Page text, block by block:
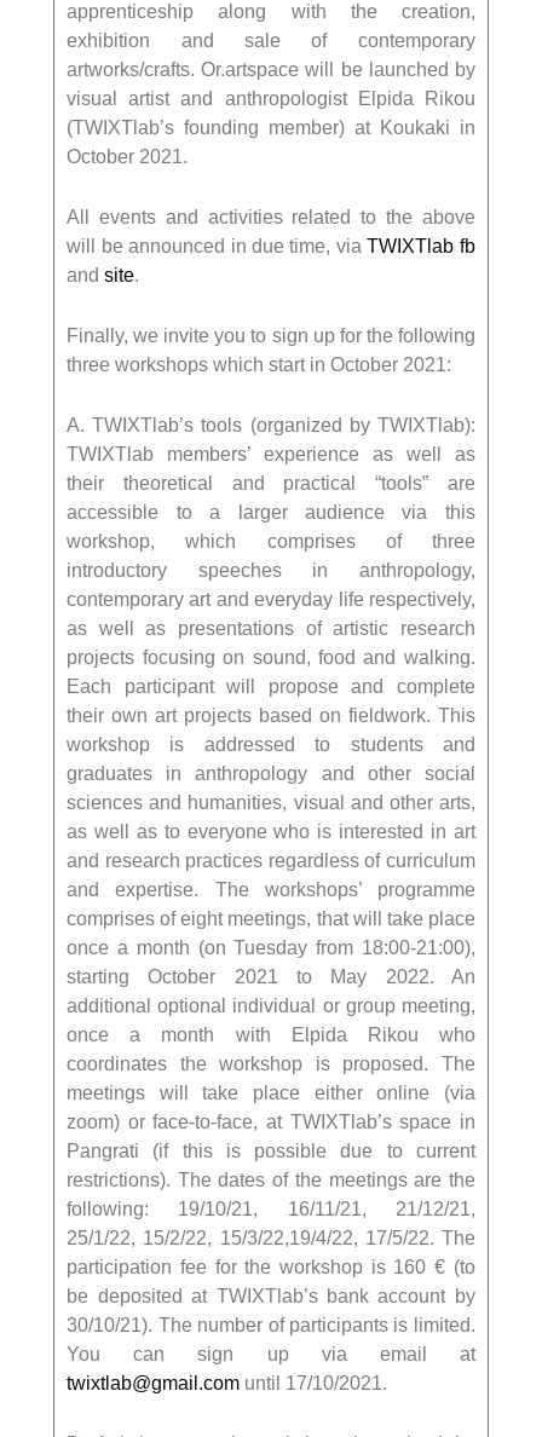
apprenticeship along with the creation,
exhibition and sale of contemporary
artworks/crafts. Or.artspace will be launched by
visual artist and anthropologist Elpida Rikou
(TWIXTlab’s founding member) at Koukaki in
October 2021.
All events and activities related to the above
will be announced in due time, viaTWIXTlab fb
andsite.
Finally, we invite you to sign up for the following
three workshops which start in October 2021:
Α. TWIXTlab’s tools (organized by TWIXTlab):
TWIXTlab members’ experience as well as
their theoretical and practical “tools” are
accessible to a larger audience via this
workshop, which comprises of three
introductory speeches in anthropology,
contemporary art and everyday life respectively,
as well as presentations of artistic research
projects focusing on sound, food and walking.
Each participant will propose and complete
their own art projects based on fieldwork. This
workshop is addressed to students and
graduates in anthropology and other social
sciences and humanities, visual and other arts,
as well as to everyone who is interested in art
and research practices regardless of curriculum
and expertise. The workshops’ programme
comprises of eight meetings, that will take place
once a month (on Tuesday from 18:00-21:00),
starting October 2021 to May 2022. An
additional optional individual or group meeting,
once a month with Elpida Rikou who
coordinates the workshop is proposed. The
meetings will take place either online (via
zoom) or face-to-face, at TWIXTlab’s space in
Pangrati (if this is possible due to current
restrictions). The dates of the meetings are the
following: 19/10/21, 16/11/21, 21/12/21,
25/1/22, 15/2/22, 15/3/22,19/4/22, 17/5/22. The
participation fee for the workshop is 160 € (to
be deposited at TWIXTlab’s bank account by
30/10/21). The number of participants is limited.
You can sign up via email at
twixtlab@gmail.com until 17/10/2021.